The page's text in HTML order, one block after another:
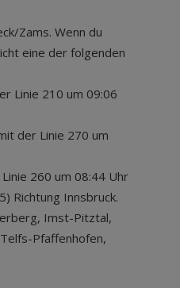
Zams. Wenn du
eine der folgenden
Linie 210 um 09:06
der Linie 270 um
260 um 08:44 Uhr
Richtung Innsbruck.
Imst-Pitztal,
Pfaffenhofen,